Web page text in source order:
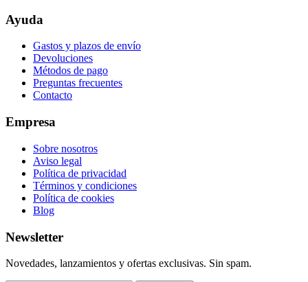
Ayuda
Gastos y plazos de envío
Devoluciones
Métodos de pago
Preguntas frecuentes
Contacto
Empresa
Sobre nosotros
Aviso legal
Política de privacidad
Términos y condiciones
Política de cookies
Blog
Newsletter
Novedades, lanzamientos y ofertas exclusivas. Sin spam.